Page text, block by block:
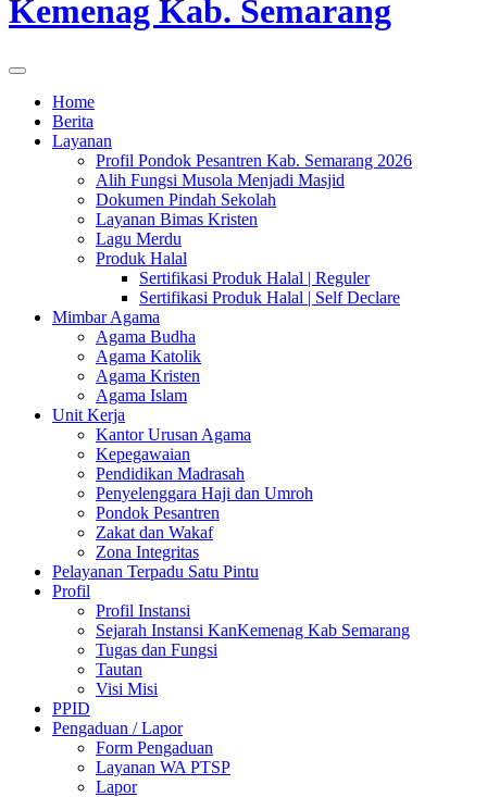
Kemenag Kab. Semarang
Home
Berita
Layanan
Profil Pondok Pesantren Kab. Semarang 2026
Alih Fungsi Musola Menjadi Masjid
Dokumen Pindah Sekolah
Layanan Bimas Kristen
Lagu Merdu
Produk Halal
Sertifikasi Produk Halal | Reguler
Sertifikasi Produk Halal | Self Declare
Mimbar Agama
Agama Budha
Agama Katolik
Agama Kristen
Agama Islam
Unit Kerja
Kantor Urusan Agama
Kepegawaian
Pendidikan Madrasah
Penyelenggara Haji dan Umroh
Pondok Pesantren
Zakat dan Wakaf
Zona Integritas
Pelayanan Terpadu Satu Pintu
Profil
Profil Instansi
Sejarah Instansi KanKemenag Kab Semarang
Tugas dan Fungsi
Tautan
Visi Misi
PPID
Pengaduan / Lapor
Form Pengaduan
Layanan WA PTSP
Lapor